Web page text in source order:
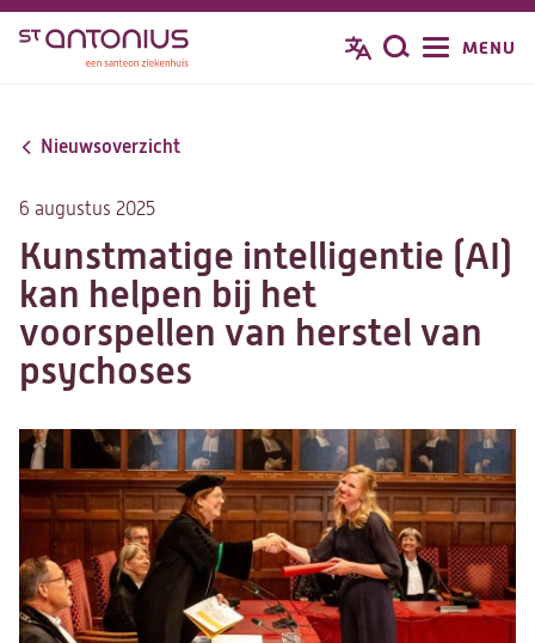
Overslaan
inhoud
Zoeken
MENU
Nieuwsoverzicht
6 augustus 2025
Kunstmatige intelligentie (AI)
kan helpen bij het
voorspellen van herstel van
psychoses